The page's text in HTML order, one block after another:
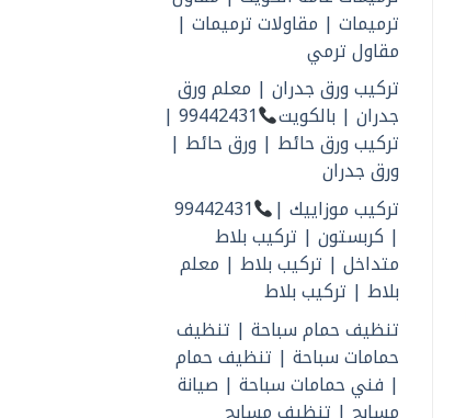
ترميمات | مقاولات ترميمات |
مقاول ترمي
تركيب ورق جدران | معلم ورق
جدران | بالكويت
99442431 |
تركيب ورق حائط | ورق حائط |
ورق جدران
تركيب موزاييك |
99442431
| كربستون | تركيب بلاط
متداخل | تركيب بلاط | معلم
بلاط | تركيب بلاط
تنظيف حمام سباحة | تنظيف
حمامات سباحة | تنظيف حمام
| فني حمامات سباحة | صيانة